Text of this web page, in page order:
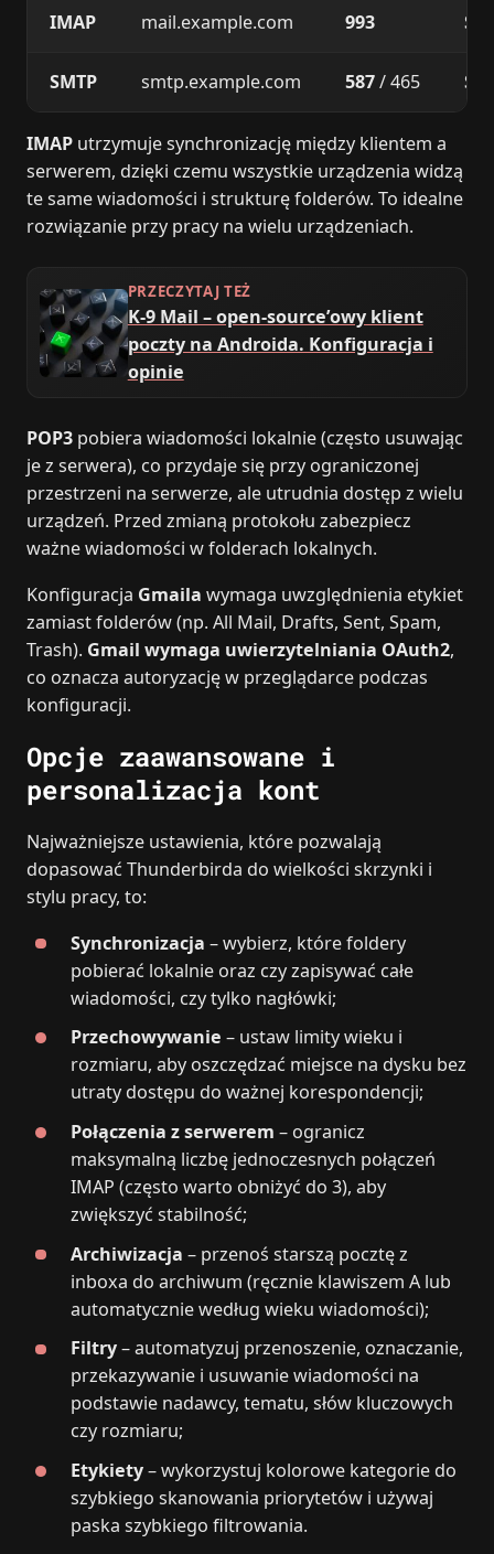
IMAP mail.example.com 993
SMTP smtp.example.com 587/ 465
IMAP utrzymuje synchronizację między klientem a
serwerem, dzięki czemu wszystkie urządzenia widzą
te same wiadomości i strukturę folderów. To idealne
rozwiązanie przy pracy na wielu urządzeniach.
PRZECZYTAJ TEŻ
K-9 Mail – open-source’owy klient
poczty na Androida. Konfiguracja i
opinie
POP3 pobiera wiadomości lokalnie (często usuwając
je z serwera), co przydaje się przy ograniczonej
przestrzeni na serwerze, ale utrudnia dostęp z wielu
urządzeń. Przed zmianą protokołu zabezpiecz
ważne wiadomości w folderach lokalnych.
Konfiguracja Gmaila wymaga uwzględnienia etykiet
zamiast folderów (np. All Mail, Drafts, Sent, Spam,
Trash). Gmail wymaga uwierzytelniania OAuth2,
co oznacza autoryzację w przeglądarce podczas
konfiguracji.
Opcje zaawansowane i
personalizacja kont
Najważniejsze ustawienia, które pozwalają
dopasować Thunderbirda do wielkości skrzynki i
stylu pracy, to:
Synchronizacja – wybierz, które foldery
pobierać lokalnie oraz czy zapisywać całe
wiadomości, czy tylko nagłówki;
Przechowywanie – ustaw limity wieku i
rozmiaru, aby oszczędzać miejsce na dysku bez
utraty dostępu do ważnej korespondencji;
Połączenia z serwerem – ogranicz
maksymalną liczbę jednoczesnych połączeń
IMAP (często warto obniżyć do 3), aby
zwiększyć stabilność;
Archiwizacja – przenoś starszą pocztę z
inboxa do archiwum (ręcznie klawiszem A lub
automatycznie według wieku wiadomości);
Filtry– automatyzuj przenoszenie, oznaczanie,
przekazywanie i usuwanie wiadomości na
podstawie nadawcy, tematu, słów kluczowych
czy rozmiaru;
Etykiety– wykorzystuj kolorowe kategorie do
szybkiego skanowania priorytetów i używaj
paska szybkiego filtrowania.